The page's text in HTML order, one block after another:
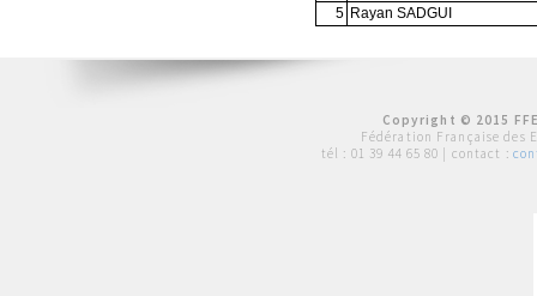
5 Rayan SADGUI
Copyright © 2015
Fédération Française des
tél : 01 39 44 65 80 | contact :